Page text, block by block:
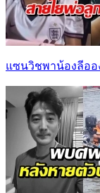
แซนวิชพาน้องลีออ